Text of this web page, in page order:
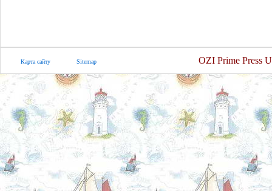
Карта сайту Sitemap OZI Prime Press